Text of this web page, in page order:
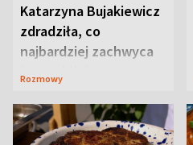
Katarzyna Bujakiewicz
zdradziła, co
najbardziej zachwyca
ją w Lublinie
Rozmowy